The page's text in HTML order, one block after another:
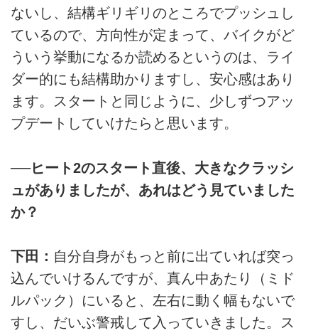
ないし、結構ギリギリのところでプッシュし
ているので、方向性が定まって、バイクがど
ういう挙動になるか読めるというのは、ライ
ダー的にも結構助かりますし、安心感はあり
ます。スタートと同じように、少しずつアッ
プデートしていけたらと思います。
──ヒート2のスタート直後、大きなクラッシ
ュがありましたが、あれはどう見ていました
か？
下田： 自分自身がもっと前に出ていれば突っ
込んでいけるんですが、真ん中あたり（ミド
ルパック）にいると、左右に動く幅もないで
すし、だいぶ警戒して入っていきました。ス